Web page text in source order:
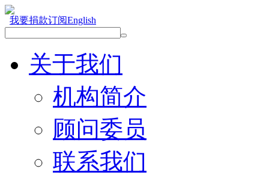
我要捐款订阅English
关于我们
机构简介
顾问委员
联系我们